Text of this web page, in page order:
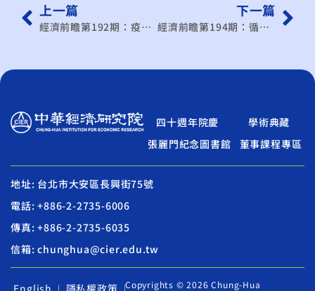
上一篇
經濟前瞻第192期：疫情後中國大陸經濟
下一篇
經濟前瞻第194期：循環經濟實務典範與思維
四十週年院慶
學術典藏
張麗門紀念圖書館
董事課程專區
地址: 台北市大安區長興街75號
電話: +886-2-2735-6006
傳真: +886-2-2735-6035
信箱: chunghua@cier.edu.tw
Copyrights © 2026 Chung-Hua